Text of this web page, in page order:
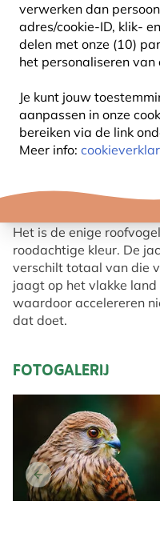
verwerken dan
adres/cookie-ID, klik-
delen met onze (10)
het personaliseren
Je kunt jouw
aanpassen in onze
bereiken via de link
Meer info:
OVER DE
Het mannetje van de
Het is de enige
roodachtige kleur. De
verschilt totaal van die
jaagt op het vlakke land
waardoor accelereren
dat doet.
FOTOGALERIJ